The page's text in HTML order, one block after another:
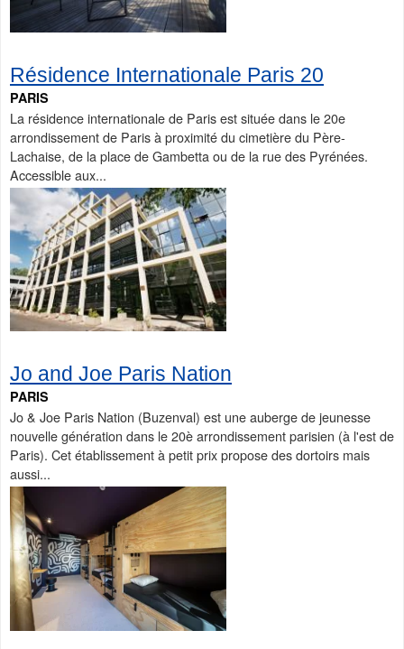
Résidence Internationale Paris 20
PARIS
La résidence internationale de Paris est située dans le 20e
arrondissement de Paris à proximité du cimetière du Père-
Lachaise, de la place de Gambetta ou de la rue des Pyrénées.
Accessible aux...
Jo and Joe Paris Nation
PARIS
Jo & Joe Paris Nation (Buzenval) est une auberge de jeunesse
nouvelle génération dans le 20è arrondissement parisien (à l'est de
Paris). Cet établissement à petit prix propose des dortoirs mais
aussi...